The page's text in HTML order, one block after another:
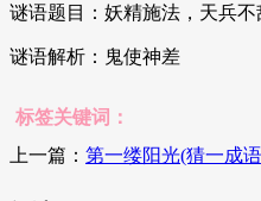
谜语题目：妖精施法，天兵
谜语解析：鬼使神差
标签关键词：
上一篇： 第一缕阳光(猜一成